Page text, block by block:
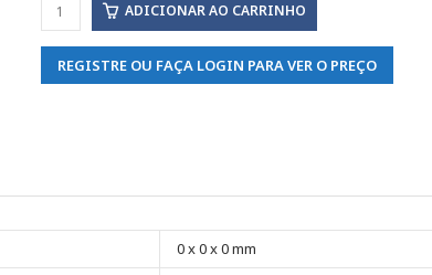
ADICIONAR AO CARRINHO
REGISTRE OU FAÇA LOGIN PARA VER O PREÇO
0 x 0 x 0 mm